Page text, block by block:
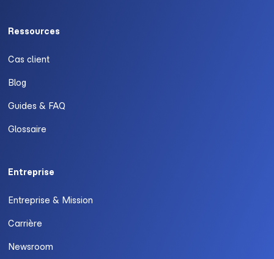
Ressources
Cas client
Blog
Guides & FAQ
Glossaire
Entreprise
Entreprise & Mission
Carrière
Newsroom